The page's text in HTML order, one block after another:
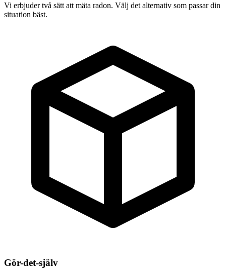
Vi erbjuder två sätt att mäta radon. Välj det alternativ som passar din
situation bäst.
Gör-det-själv